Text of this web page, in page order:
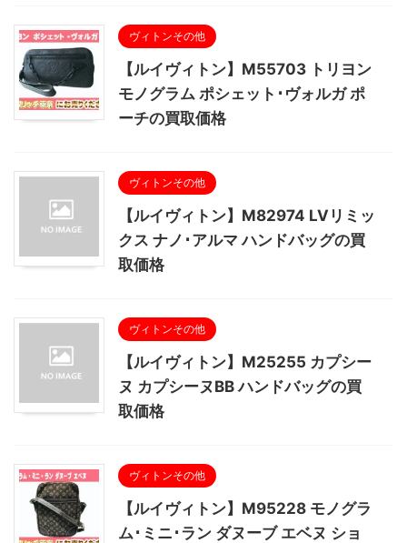
ヴィトンその他
【ルイヴィトン】M55703 トリヨン
モノグラム ポシェット･ヴォルガ ポ
ーチの買取価格
ヴィトンその他
【ルイヴィトン】M82974 LVリミッ
クス ナノ･アルマ ハンドバッグの買
取価格
ヴィトンその他
【ルイヴィトン】M25255 カプシー
ヌ カプシーヌBB ハンドバッグの買
取価格
ヴィトンその他
【ルイヴィトン】M95228 モノグラ
ム･ミニ･ラン ダヌーブ エベヌ ショ